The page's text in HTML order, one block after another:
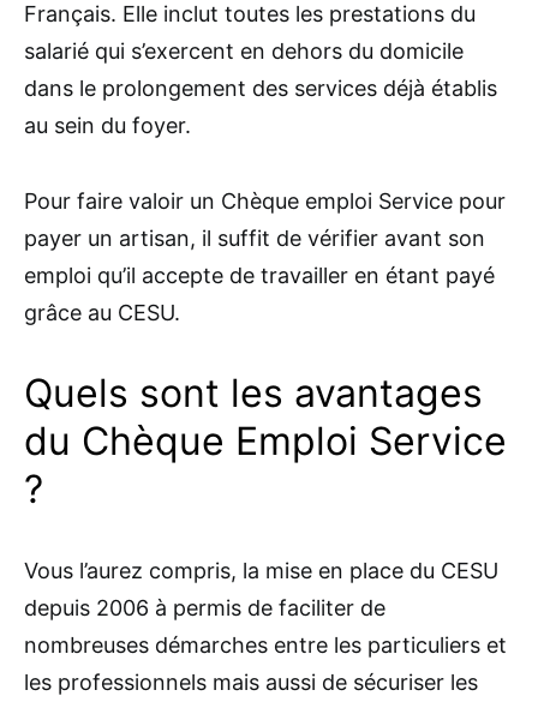
Français. Elle inclut toutes les prestations du
salarié qui s’exercent en dehors du domicile
dans le prolongement des services déjà établis
au sein du foyer.
Pour faire valoir un Chèque emploi Service pour
payer un artisan, il suffit de vérifier avant son
emploi qu’il accepte de travailler en étant payé
grâce au CESU.
Quels sont les avantages
du Chèque Emploi Service
?
Vous l’aurez compris, la mise en place du CESU
depuis 2006 à permis de faciliter de
nombreuses démarches entre les particuliers et
les professionnels mais aussi de sécuriser les